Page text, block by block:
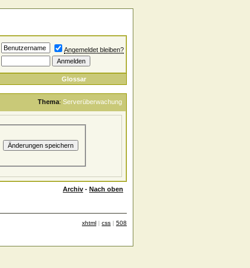
Angemeldet bleiben?
Glossar
Thema: Serverüberwachung
Archiv - Nach oben
xhtml | css | 508